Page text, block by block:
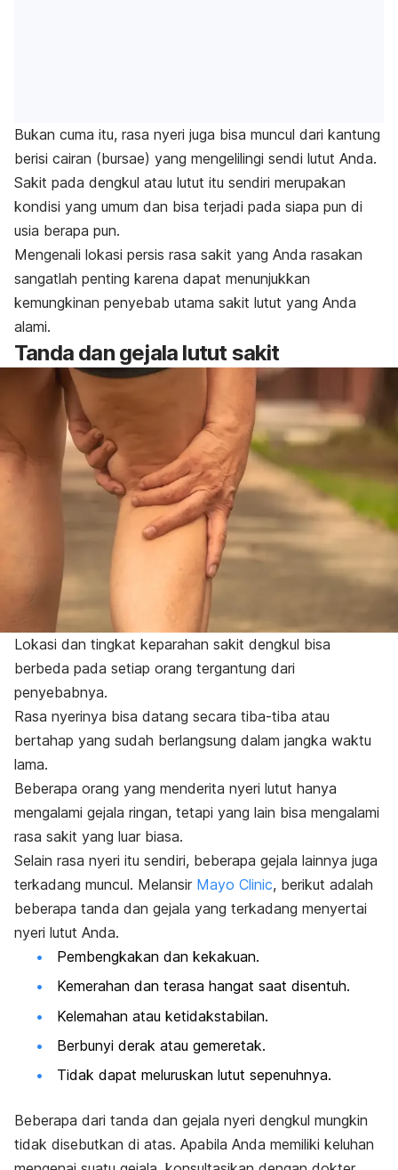
Bukan cuma itu, rasa nyeri juga bisa muncul dari kantung
berisi cairan (bursae) yang mengelilingi sendi lutut Anda.
Sakit pada dengkul atau lutut itu sendiri merupakan
kondisi yang umum dan bisa terjadi pada siapa pun di
usia berapa pun.
Mengenali lokasi persis rasa sakit yang Anda rasakan
sangatlah penting karena dapat menunjukkan
kemungkinan penyebab utama sakit lutut yang Anda
alami.
Tanda dan gejala lutut sakit
Lokasi dan tingkat keparahan sakit dengkul bisa
berbeda pada setiap orang tergantung dari
penyebabnya.
Rasa nyerinya bisa datang secara tiba-tiba atau
bertahap yang sudah berlangsung dalam jangka waktu
lama.
Beberapa orang yang menderita nyeri lutut hanya
mengalami gejala ringan, tetapi yang lain bisa mengalami
rasa sakit yang luar biasa.
Selain rasa nyeri itu sendiri, beberapa gejala lainnya juga
terkadang muncul. Melansir Mayo Clinic, berikut adalah
beberapa tanda dan gejala yang terkadang menyertai
nyeri lutut Anda.
Pembengkakan dan kekakuan.
Kemerahan dan terasa hangat saat disentuh.
Kelemahan atau ketidakstabilan.
Berbunyi derak atau gemeretak.
Tidak dapat meluruskan lutut sepenuhnya.
Beberapa dari tanda dan gejala nyeri dengkul mungkin
tidak disebutkan di atas. Apabila Anda memiliki keluhan